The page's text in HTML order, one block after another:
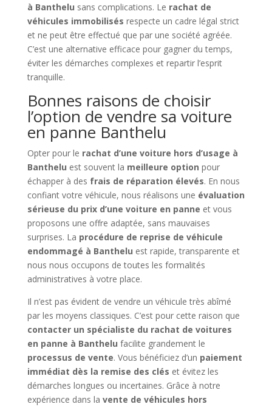
à Banthelu sans complications. Le rachat de
véhicules immobilisés respecte un cadre légal strict
et ne peut être effectué que par une société agréée.
C’est une alternative efficace pour gagner du temps,
éviter les démarches complexes et repartir l’esprit
tranquille.
Bonnes raisons de choisir
l’option de vendre sa voiture
en panne Banthelu
Opter pour le rachat d’une voiture hors d’usage à
Banthelu est souvent la meilleure option pour
échapper à des frais de réparation élevés. En nous
confiant votre véhicule, nous réalisons une évaluation
sérieuse du prix d’une voiture en panne et vous
proposons une offre adaptée, sans mauvaises
surprises. La procédure de reprise de véhicule
endommagé à Banthelu est rapide, transparente et
nous nous occupons de toutes les formalités
administratives à votre place.
Il n’est pas évident de vendre un véhicule très abîmé
par les moyens classiques. C’est pour cette raison que
contacter un spécialiste du rachat de voitures
en panne à Banthelu facilite grandement le
processus de vente. Vous bénéficiez d’un paiement
immédiat dès la remise des clés et évitez les
démarches longues ou incertaines. Grâce à notre
expérience dans la vente de véhicules hors